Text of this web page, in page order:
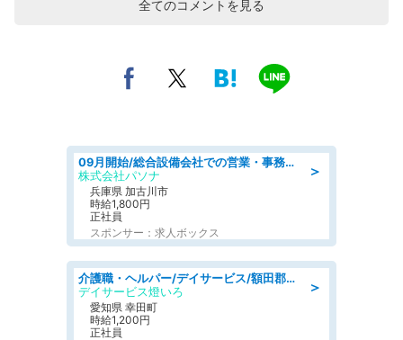
全てのコメントを見る
＞
09月開始/総合設備会社での営業・事務のお仕事/車通勤可/賞与あり/営業/営業事務
株式会社パソナ
兵庫県 加古川市
時給1,800円
正社員
スポンサー：求人ボックス
＞
介護職・ヘルパー/デイサービス/額田郡幸田町/JR東海道本線 幸田/愛知県
デイサービス燈いろ
愛知県 幸田町
時給1,200円
正社員